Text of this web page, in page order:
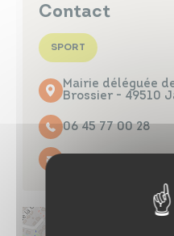
Contact
SPORT
Mairie déléguée
Brossier - 49510
06 45 77 00 28
Annuaires